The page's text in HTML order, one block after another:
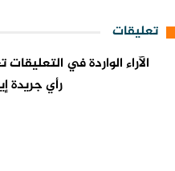
تعليقات
الآراء الواردة في
رأي جريدة